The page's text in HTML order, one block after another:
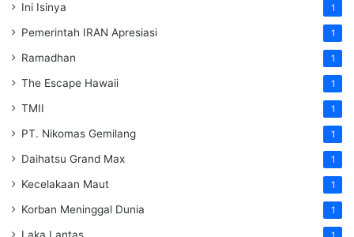
Ini Isinya 1
Pemerintah IRAN Apresiasi 1
Ramadhan 1
The Escape Hawaii 1
TMII 1
PT. Nikomas Gemilang 1
Daihatsu Grand Max 1
Kecelakaan Maut 1
Korban Meninggal Dunia 1